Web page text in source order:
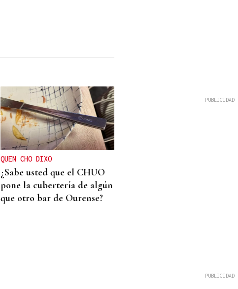
QUEN CHO DIXO
¿Sabe usted que el CHUO
pone la cubertería de algún
que otro bar de Ourense?